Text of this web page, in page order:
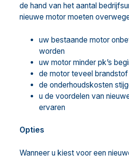
de hand van het aantal
nieuwe motor moeten
uw bestaande motor
worden
uw motor minder pk’s
de motor teveel
de onderhoudskosten
u de voordelen van
ervaren
Opties
Wanneer u kiest voor een